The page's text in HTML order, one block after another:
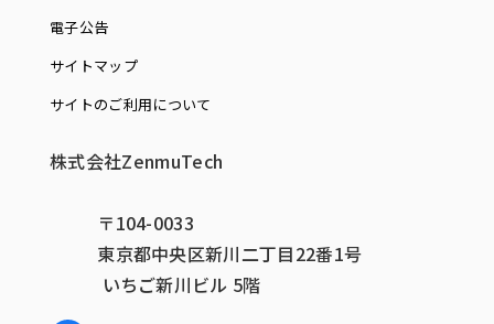
電子公告
サイトマップ
サイトのご利用について
株式会社ZenmuTech
〒104-0033
東京都中央区新川二丁目22番1号
いちご新川ビル 5階